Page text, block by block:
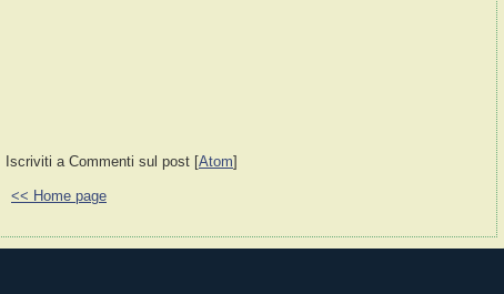
Iscriviti a Commenti sul post [ Atom
<< Home page